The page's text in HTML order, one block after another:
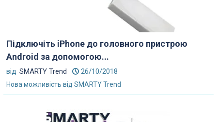
Підключіть iPhone до головного пристрою
Android за допомогою...
від SMARTY Trend 26/10/2018
Нова можливість від SMARTY Trend